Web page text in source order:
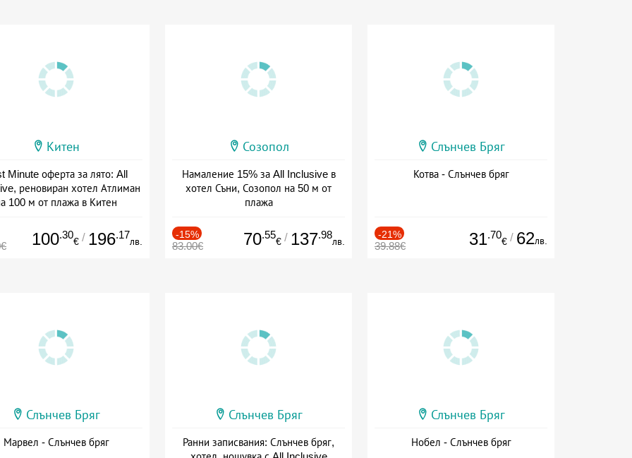
Китен
Minute оферта за лято: All
реновиран хотел Атлиман
100 м от плажа в Китен
100.30
€ / 196.17
лв.
Созопол
Намаление 15% за All Inclusive в
хотел Съни, Созопол на 50 м от
плажа
-15%
83.00€ 70.55
€ / 137.98
лв.
Слънчев Бряг
Котва - Слънчев бряг
-21%
39.88€ 31.70
€ / 62лв.
Слънчев Бряг
Марвел - Слънчев бряг
Слънчев Бряг
Ранни записвания: Слънчев бряг,
Слънчев Бряг
Нобел - Слънчев бряг